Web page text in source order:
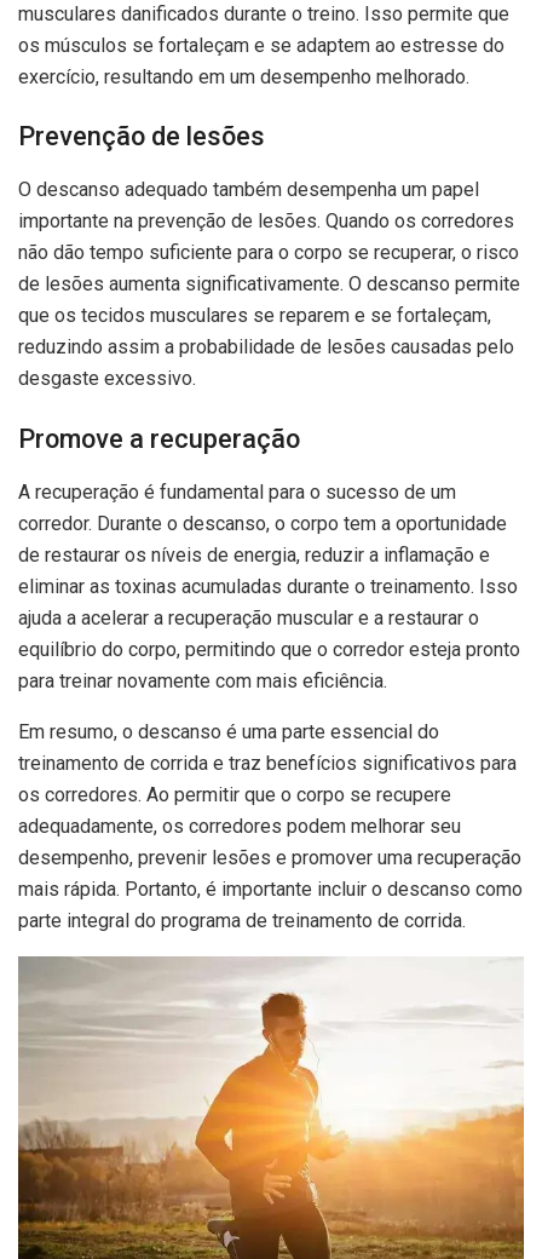
musculares danificados durante o treino. Isso permite que
os músculos se fortaleçam e se adaptem ao estresse do
exercício, resultando em um desempenho melhorado.
Prevenção de lesões
O descanso adequado também desempenha um papel
importante na prevenção de lesões. Quando os corredores
não dão tempo suficiente para o corpo se recuperar, o risco
de lesões aumenta significativamente. O descanso permite
que os tecidos musculares se reparem e se fortaleçam,
reduzindo assim a probabilidade de lesões causadas pelo
desgaste excessivo.
Promove a recuperação
A recuperação é fundamental para o sucesso de um
corredor. Durante o descanso, o corpo tem a oportunidade
de restaurar os níveis de energia, reduzir a inflamação e
eliminar as toxinas acumuladas durante o treinamento. Isso
ajuda a acelerar a recuperação muscular e a restaurar o
equilíbrio do corpo, permitindo que o corredor esteja pronto
para treinar novamente com mais eficiência.
Em resumo, o descanso é uma parte essencial do
treinamento de corrida e traz benefícios significativos para
os corredores. Ao permitir que o corpo se recupere
adequadamente, os corredores podem melhorar seu
desempenho, prevenir lesões e promover uma recuperação
mais rápida. Portanto, é importante incluir o descanso como
parte integral do programa de treinamento de corrida.